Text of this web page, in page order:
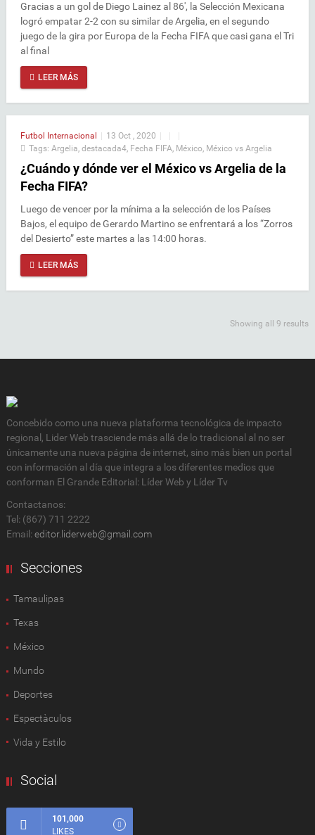
Gracias a un gol de Diego Lainez al 86', la Selección Mexicana
logró empatar 2-2 con su similar de Argelia, en el segundo
juego de la gira por Europa de la Fecha FIFA que casi gana el Tri
al final
LEER MÁS
Futbol Internacional | 13 Oct , 2020 | |
|
Tags: Argelia destacada4 Fecha FIFA México México vs Argelia
¿Cuándo y dónde ver el México vs Argelia de la
Fecha FIFA?
Luego de vencer por la mínima a la selección de los Países
Bajos, el equipo de Gerardo Martino se enfrentará a los “Zorros
del Desierto” este martes a las 14:00 horas.
LEER MÁS
Showing all 9 results
Concebido como una nueva plataforma tecnológica de impacto
regional, Lider Web trasciende más allá de lo tradicional al no ser
únicamente una nueva página de internet, sino más bien un portal
con información al día que integra a los diferentes medios que
conforman El Grande Editorial: Líder Web y Líder Tv
Contactanos:
Tel: (867) 711 2222
Email: editor.liderweb@gmail.com
Secciones
Tamaulipas
Texas
México
Mundo
Deportes
Espectàculos
Vida y Estilo
Social
101,000
LIKES